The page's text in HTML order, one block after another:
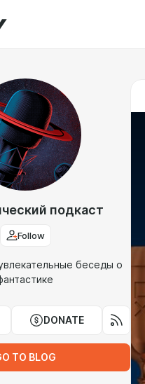
подкаст
Follow
беседы о
DONATE
TO BLOG